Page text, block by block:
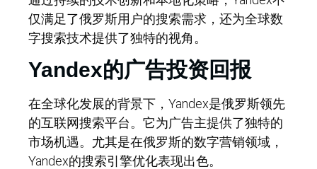
仅满足了俄罗斯用户的搜索需求，还为全球数
字搜索技术提供了独特的视角。
Yandex的广告投资回报
在全球化发展的背景下，Yandex是俄罗斯领先
的互联网搜索平台。它为广告主提供了独特的
市场机遇。尤其是在俄罗斯的数字营销领域，
Yandex的搜索引擎优化表现出色。